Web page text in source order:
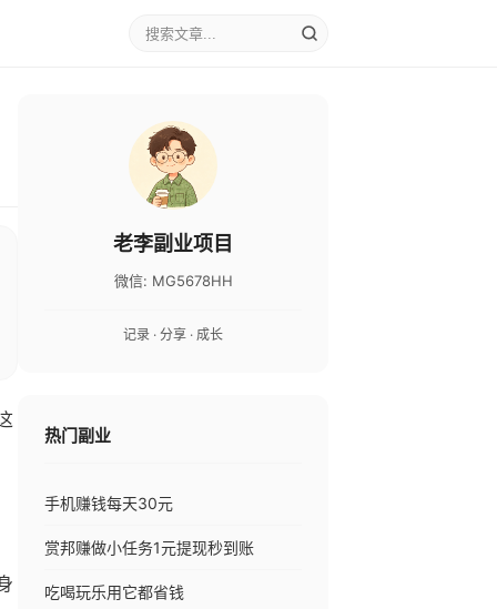
老李副业项目
微信: MG5678HH
记录 · 分享 · 成长
热门副业
手机赚钱每天30元
赏邦赚做小任务1元提现秒到账
吃喝玩乐用它都省钱